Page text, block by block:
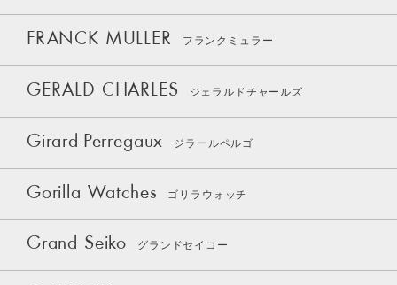
FRANCK MULLER フランクミュラー
GERALD CHARLES ジェラルドチャールズ
Girard-Perregaux ジラールペルゴ
Gorilla Watches ゴリラウォッチ
Grand Seiko グランドセイコー